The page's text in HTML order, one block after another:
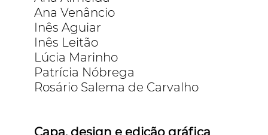
Ana Venâncio
Inês Aguiar
Inês Leitão
Lúcia Marinho
Patrícia Nóbrega
Rosário Salema de Carvalho
Capa, design e edição gráfica